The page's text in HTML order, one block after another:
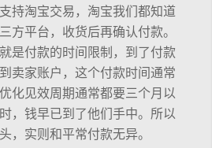
持淘宝交易，淘宝我们都知道
方平台，收货后再确认付款。
是付款的时间限制，到了付款
卖家账户，这个付款时间通常
化见效周期通常都要三个月以
，钱早已到了他们手中。所以
，实则和平常付款无异。